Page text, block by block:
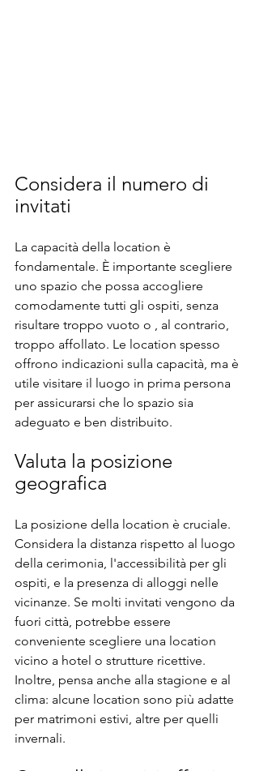
Considera il numero di
invitati
La capacità della location è
fondamentale. È importante scegliere
uno spazio che possa accogliere
comodamente tutti gli ospiti, senza
risultare troppo vuoto o , al contrario,
troppo affollato. Le location spesso
offrono indicazioni sulla capacità, ma è
utile visitare il luogo in prima persona
per assicurarsi che lo spazio sia
adeguato e ben distribuito.
Valuta la posizione
geografica
La posizione della location è cruciale.
Considera la distanza rispetto al luogo
della cerimonia, l'accessibilità per gli
ospiti, e la presenza di alloggi nelle
vicinanze. Se molti invitati vengono da
fuori città, potrebbe essere
conveniente scegliere una location
vicino a hotel o strutture ricettive.
Inoltre, pensa anche alla stagione e al
clima: alcune location sono più adatte
per matrimoni estivi, altre per quelli
invernali.